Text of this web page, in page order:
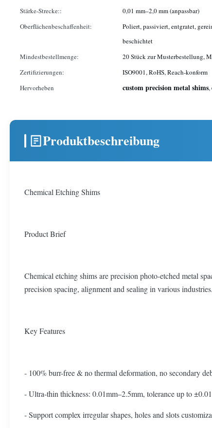
Stärke-Strecke::
0,01 mm–2,0 mm (anpassbar)
Oberflächenbeschaffenheit:
Poliert, passiviert, entgratet,
beschichtet
Mindestbestellmenge:
20 Stück zur Musterbestellung,
Zertifizierungen:
ISO9001, RoHS, Reach-konform
Hervorheben
custom precision metal shims,
Produktbeschreibung
Chemical Etching Shims
Product Brief
Chemical etching shims are precision photo-etched metal
precision spacing, alignment and sealing in various
Key Features
- 100% burr-free & no thermal deformation, no secondary
- Ultra-thin thickness: 0.01mm–2.5mm, tolerance up to
- Support complex irregular shapes, holes and slots